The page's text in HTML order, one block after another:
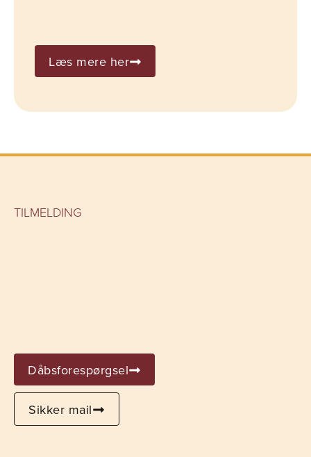
Læs mere her
TILMELDING
Dåbsforespørgsel
Sikker mail